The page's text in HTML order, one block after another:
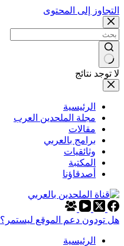
التجاوز إلى المحتوى
لا توجد نتائج
الرئيسية
مجلة الملحدين العرب
مقالات
برامج بالعربي
وثائقيات
المكتبة
أصدقاؤنا
هل تودون دعم الموقع ليستمر؟
الرئيسية